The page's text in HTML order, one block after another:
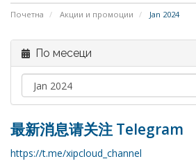
Почетна Акции и промоции Jan 2024
По месеци
最新消息请关注 Telegram
https://t.me/xipcloud_channel